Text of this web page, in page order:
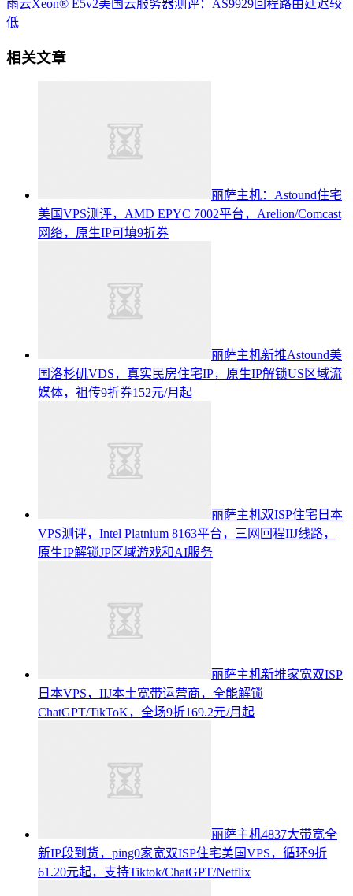
雨云Xeon® E5v2美国云服务器测评：AS9929回程路由延迟较
低
相关文章
丽萨主机：Astound住宅
美国VPS测评，AMD EPYC 7002平台，Arelion/Comcast
网络，原生IP可填9折券
丽萨主机新推Astound美
国洛杉矶VDS，真实民房住宅IP，原生IP解锁US区域流
媒体，祖传9折券152元/月起
丽萨主机双ISP住宅日本
VPS测评，Intel Platnium 8163平台，三网回程IIJ线路，
原生IP解锁JP区域游戏和AI服务
丽萨主机新推家宽双ISP
日本VPS，IIJ本土宽带运营商，全能解锁
ChatGPT/TikToK，全场9折169.2元/月起
丽萨主机4837大带宽全
新IP段到货，ping0家宽双ISP住宅美国VPS，循环9折
61.20元起，支持Tiktok/ChatGPT/Netflix